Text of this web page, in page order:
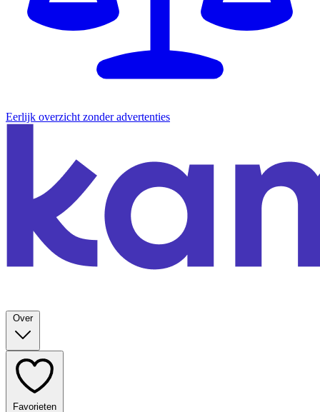
Eerlijk overzicht zonder advertenties
Over
Favorieten